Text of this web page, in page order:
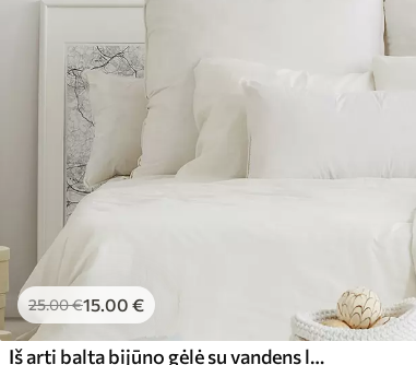
25.00€15 .00 €
Iš arti balta bijūno gėlė su vandens lašeliais ant žiedlapių, neryškiame fone